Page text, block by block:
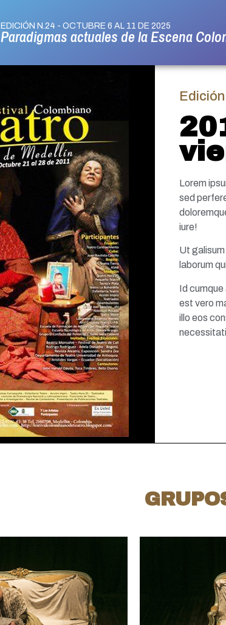
EDICIÓN N.24 - OCTUBRE 6 AL 11 DE 2025
Paradigmas actuales de la Escena
Lorem
sed
iure!
Ut
laborum
Id
est vero
illo eos